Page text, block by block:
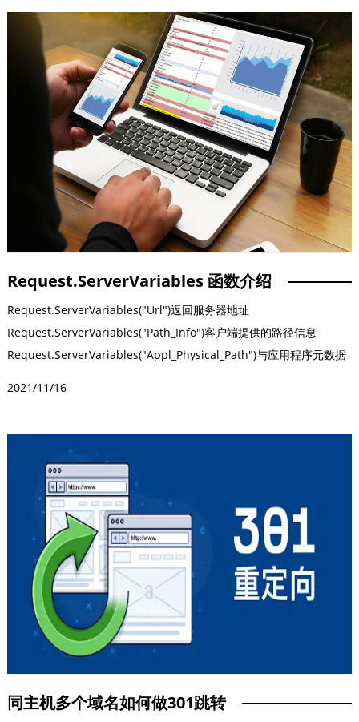
Request.ServerVariables 函数介绍
Request.ServerVariables("Url")返回服务器地址
Request.ServerVariables("Path_Info")客户端提供的路径信息
Request.ServerVariables("Appl_Physical_Path")与应用程序元数据
Request.ServerVariables("Http_Referer")请求的字符串Qg容
Request.ServerVariables("Server_Port")接受请求的服务器端口号
Request.ServerVariables("Remote_Addr")发出请求的远程主机的IP
地址Request.ServerVariables("Remote_Host")发出请求的远程主机
名称Request.ServerVariables("Local_Addr")返回接受请求的服务器
地址Request.ServerVariables("Http_Host")返回服务器地址
Request.ServerVariables("Server_Name")服务器的主机名、DNS地
址或IP地址Request.ServerVariables("Request_Method")提出请求
的方法比如GET、HEAD、POST等等
务器端口为安全端口时，则为1，否则为
0Request.ServerVariables("Server_Protocol")服务器使用的协议的
2021/11/16
同主机多个域名如何做301跳转